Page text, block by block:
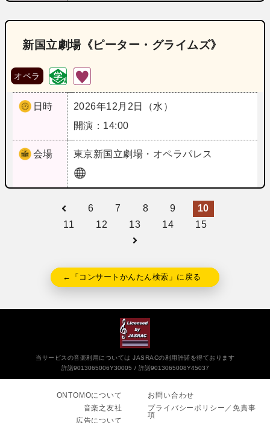
新国立劇場《ピーター・グライムズ》
オペラ
日時
2026年12月2日（水）
開演：14:00
会場 東京新国立劇場・オペラパレス
6 7 8 9
10
11
12 13 14 15
←「コンサートかんたん検索」に戻る
当サービスの音楽利用については JASRACの利用許諾を得ております
許諾9013065006Y30005
許諾9013065008Y45037
ONTOMOについて
音楽之友社
広告について
お問い合わせ
プライバシーポリシー／免責事
項